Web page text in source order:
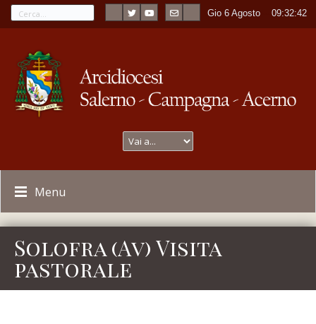
Gio 6 Agosto ----09:32:42
Menu
Solofra (Av) Visita
pastorale